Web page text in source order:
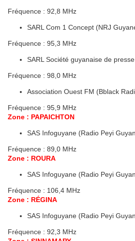
Fréquence : 92,8 MHz
SARL Com 1 Concept (NRJ
Fréquence : 95,3 MHz
SARL Société guyanaise de
Fréquence : 98,0 MHz
Association Ouest FM (Bblack
Fréquence : 95,9 MHz
Zone : PAPAICHTON
SAS Infoguyane (Radio Peyi
Fréquence : 89,0 MHz
Zone : ROURA
SAS Infoguyane (Radio Peyi
Fréquence : 106,4 MHz
Zone : RÉGINA
SAS Infoguyane (Radio Peyi
Fréquence : 92,3 MHz